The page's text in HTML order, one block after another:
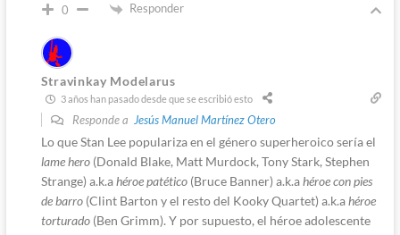
0 Responder
Stravinkay Modelarus
3 años han pasado desde que se escribió esto
Responde a Jesús Manuel Martínez Otero
Lo que Stan Lee populariza en el género superheroico sería el
lame hero(Donald Blake, Matt Murdock, Tony Stark, Stephen
Strange) a.k.ahéroe patético(Bruce Banner) a.k.ahéroe con pies
de barro(Clint Barton y el resto del Kooky Quartet) a.k.ahéroe
torturado(Ben Grimm). Y por supuesto, el héroe adolescente